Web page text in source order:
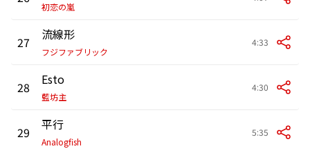
初恋の嵐
27 流線形
フジファブリック
4:33
28 Esto
藍坊主
4:30
29 平行
Analogfish
5:35